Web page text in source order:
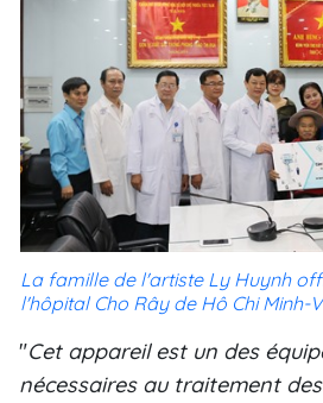
La famille de l'artiste Ly Huynh
l'hôpital Cho Rây de Hô Chi Minh-
"Cet appareil est un des
nécessaires au traitement